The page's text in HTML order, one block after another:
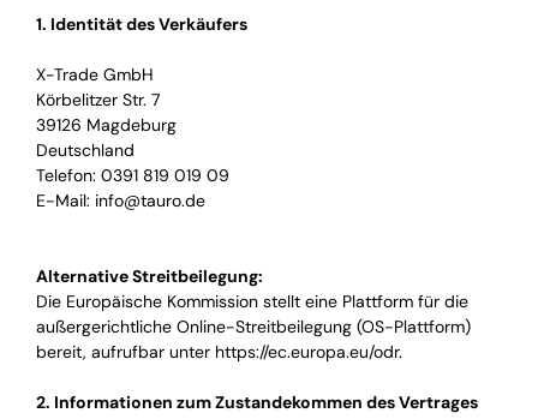
1. Identität des Verkäufers
X-Trade GmbH
Körbelitzer Str. 7
39126 Magdeburg
Deutschland
Telefon: 0391 819 019 09
E-Mail: info@tauro.de
Alternative Streitbeilegung:
Die Europäische Kommission stellt eine Plattform für die
außergerichtliche Online-Streitbeilegung (OS-Plattform)
bereit, aufrufbar unter https://ec.europa.eu/odr.
2. Informationen zum Zustandekommen des Vertrages